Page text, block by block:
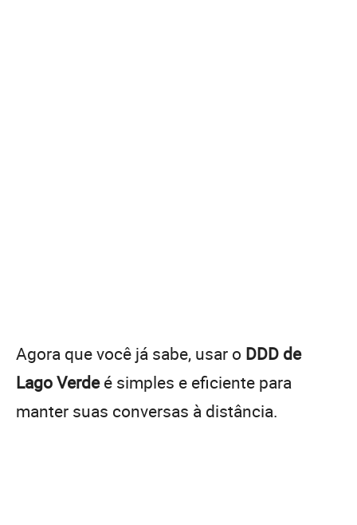
Agora que você já sabe, usar o DDD de
Lago Verdeé simples e eficiente para
manter suas conversas à distância.